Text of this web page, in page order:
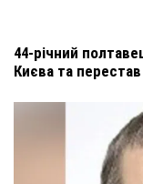
44-річний
Києва та